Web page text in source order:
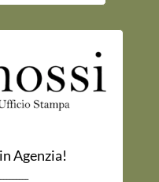
Agenzia!